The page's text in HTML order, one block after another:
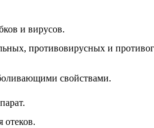
и вирусов.
противовирусных и
свойствами.
отеков.